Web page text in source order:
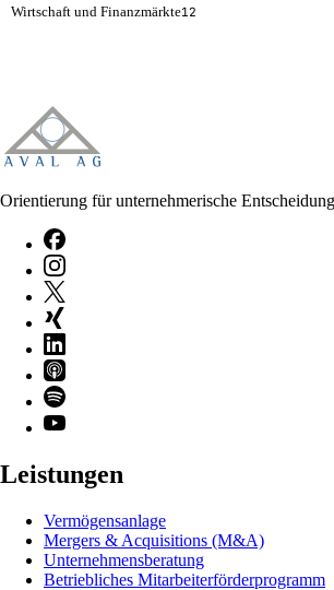
Wirtschaft und Finanzmärkte12
Orientierung für unternehmerische
Leistungen
Vermögensanlage
Mergers & Acquisitions (M&A)
Unternehmensberatung
Betriebliches Mitarbeiterförderprogramm